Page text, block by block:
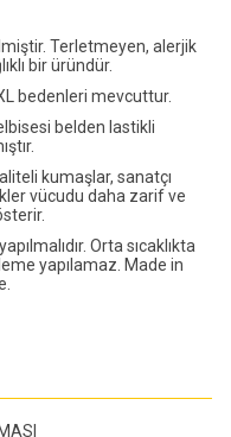
Terletmeyen, alerjik
bir üründür.
bedenleri mevcuttur.
belden lastikli
kumaşlar, sanatçı
vücudu daha zarif ve
Orta sıcaklıkta
yapılamaz. Made in